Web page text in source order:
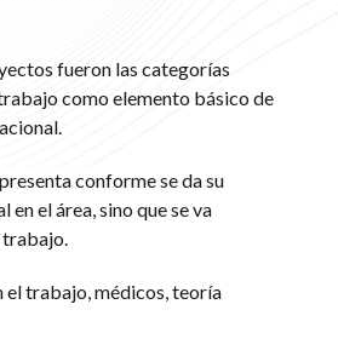
fueron las categorías
como elemento básico de
conforme se da su
el área, sino que se va
trabajo.
trabajo, médicos, teoría